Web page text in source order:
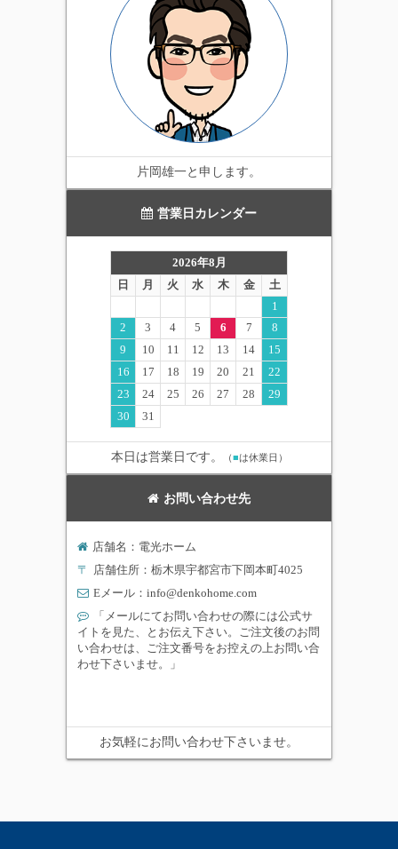
片岡雄一と申します。
営業日カレンダー
2026年8月
日
月 火 水 木 金
土
1
2
3 4 5 6 7
8
9
10 11 12 13 14
15
16
17 18 19 20 21
22
23
24 25 26 27 28
29
30
31
本日は営業日です。 （■は休業日）
お問い合わせ先
店舗名：電光ホーム
〒 店舗住所：栃木県宇都宮市下岡本町4025
Eメール： info@denkohome.com
「メールにてお問い合わせの際には公式サ
イトを見た、とお伝え下さい。ご注文後のお問
い合わせは、ご注文番号をお控えの上お問い合
わせ下さいませ。」
お気軽にお問い合わせ下さいませ。